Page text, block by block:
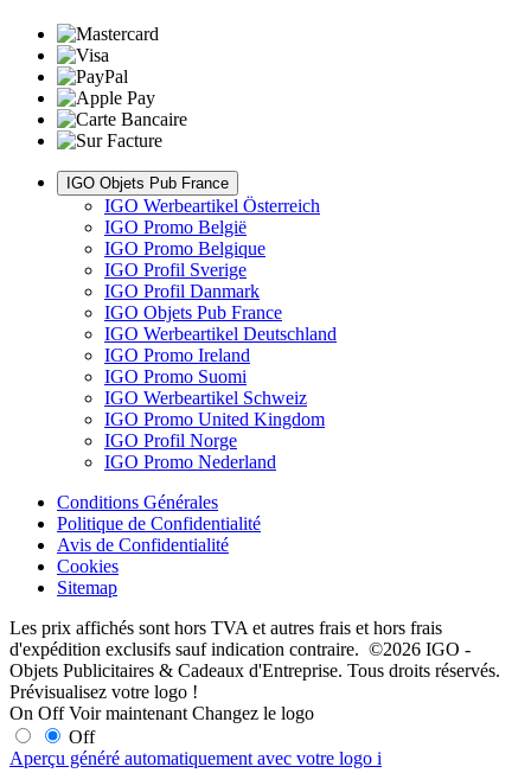
IGO Objets Pub France
IGO Werbeartikel Österreich
IGO Promo België
IGO Promo Belgique
IGO Profil Sverige
IGO Profil Danmark
IGO Objets Pub France
IGO Werbeartikel Deutschland
IGO Promo Ireland
IGO Promo Suomi
IGO Werbeartikel Schweiz
IGO Promo United Kingdom
IGO Profil Norge
IGO Promo Nederland
Conditions Générales
Politique de Confidentialité
Avis de Confidentialité
Cookies
Sitemap
Les prix affichés sont hors TVA et autres frais et hors frais
d'expédition exclusifs sauf indication contraire. ©2026 IGO -
Objets Publicitaires & Cadeaux d'Entreprise. Tous droits réservés.
Prévisualisez votre logo !
On Off Voir maintenant Changez le logo
Off
Aperçu généré automatiquement avec votre logo i